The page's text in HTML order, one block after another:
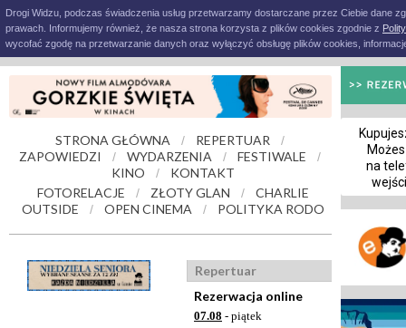
Drogi Widzu, podczas świadczenia usług przetwarzamy dostarczane przez Ciebie dane
prawach. Informujemy również, że nasza strona korzysta z plików cookies zgodnie z
wycofać zgodę na przetwarzanie danych oraz wyłączyć obsługę plików cookies,
STRONA GŁÓWNA / REPERTUAR /
ZAPOWIEDZI / WYDARZENIA / FESTIWALE /
KINO /
KONTAKT
FOTORELACJE
/ ZŁOTY GLAN /
CHARLIE
OUTSIDE
/ OPEN CINEMA / POLITYKA RODO
Repertuar
Rezerwacja online
07.08 - piątek
na